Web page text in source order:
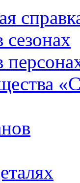
сезонах